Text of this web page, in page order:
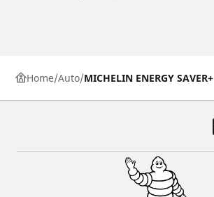
Home Auto MICHELIN ENERGY SAVER+